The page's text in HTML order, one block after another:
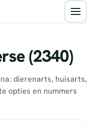
(2340)
dierenarts, huisarts,
opties en nummers